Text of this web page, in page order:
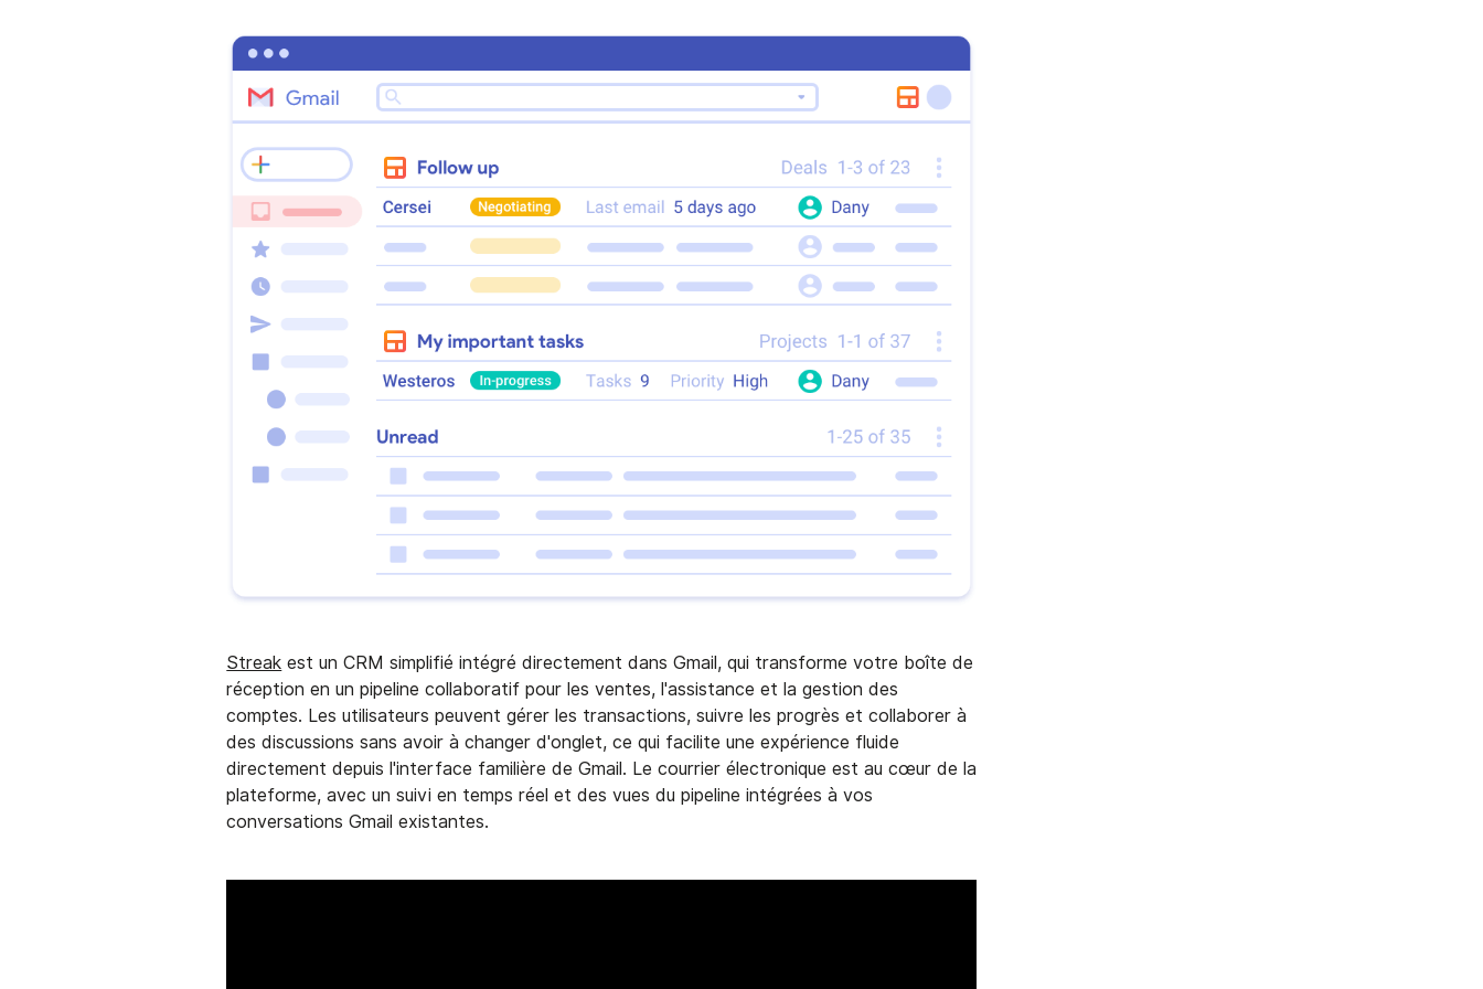
Streak est un CRM simplifié intégré directement dans Gmail, qui transforme votre boîte de
réception en un pipeline collaboratif pour les ventes, l'assistance et la gestion des
comptes. Les utilisateurs peuvent gérer les transactions, suivre les progrès et collaborer à
des discussions sans avoir à changer d'onglet, ce qui facilite une expérience fluide
directement depuis l'interface familière de Gmail. Le courrier électronique est au cœur de la
plateforme, avec un suivi en temps réel et des vues du pipeline intégrées à vos
conversations Gmail existantes.